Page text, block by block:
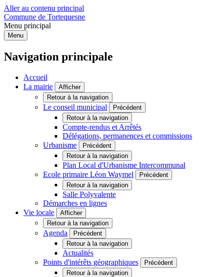
Aller au contenu principal
Commune de Tortequesne
Menu principal
Menu
Navigation principale
Accueil
La mairie
Afficher
Retour à la navigation
Le conseil municipal
Précédent
Retour à la navigation
Compte-rendus et Arrêtés
Délégations, permanences et commissions
Urbanisme
Précédent
Retour à la navigation
Plan Local d'Urbanisme Intercommunal
Ecole primaire Léon Waymel
Précédent
Retour à la navigation
Salle Polyvalente
Démarches en lignes
Vie locale
Afficher
Retour à la navigation
Agenda
Précédent
Retour à la navigation
Actualités
Points d'intérêts géographiques
Précédent
Retour à la navigation